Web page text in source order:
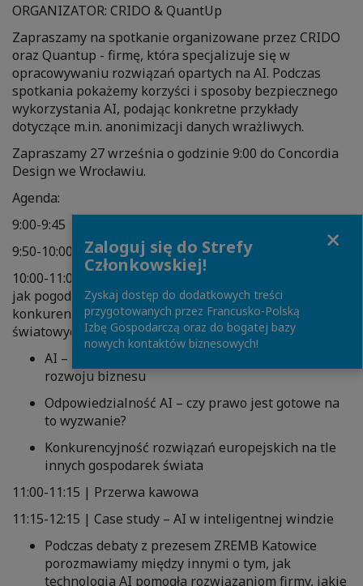
ORGANIZATOR: ​CRIDO & ​QuantUp
Zapraszamy na spotkanie organizowane przez CRIDO
oraz Quantup - firmę, która specjalizuje się w
opracowywaniu rozwiązań opartych na AI. Podczas
spotkania pokażemy korzyści i sposoby bezpiecznego
wykorzystania AI, podając konkretne przykłady
dotyczące m.in. anonimizacji danych wrażliwych.
Zapraszamy 27 września o godzinie 9:00 do Concordia
Design we Wrocławiu.
Agenda:
9:00-9:45 | Rejestracja
9:50-10:00 | Przywitanie
10:00-11:00 | AI Act a proporcjonalność ograniczeń –
jak pogodzić ochronę praw podstawowych w UE i
konkurencyjność Europy względem innych gospodarek
światowych | Prezentacja CRIDO & QUANTUP
AI – czym jest i jak może zostać wykorzystana do
rozwoju biznesu
Odpowiedzialność AI – czy prawo jest gotowe na
to wyzwanie?
Konkurencyjność rozwiązań europejskich na tle
innych gospodarek świata
11:00-11:15 | Przerwa kawowa
11:15-12:15 | Case study – AI w inteligentnej windzie
Podczas debaty z prezesem ZREMB Katowice
porozmawiamy między innymi o tym, jak
technologia AI pomogła rozwiązaniom firmy, jakie
Zaloguj się do Strefy
Członkowskiej!
Zyskaj dostęp do dodatkowych treści
przygotowanych przez Francusko-Polską
Izbę Gospodarczą oraz do bogatej bazy
nowych kontaktów biznesowych!